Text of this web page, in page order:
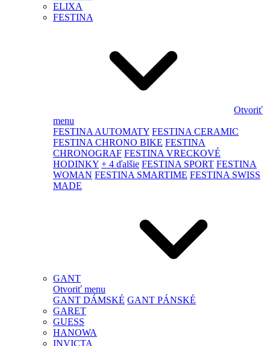
ELIXA
FESTINA
Otvoriť
menu
FESTINA AUTOMATY FESTINA CERAMIC
FESTINA CHRONO BIKE FESTINA
CHRONOGRAF FESTINA VRECKOVÉ
HODINKY + 4 ďalšie FESTINA SPORT FESTINA
WOMAN FESTINA SMARTIME FESTINA SWISS
MADE
GANT
Otvoriť menu
GANT DÁMSKÉ GANT PÁNSKÉ
GARET
GUESS
HANOWA
INVICTA